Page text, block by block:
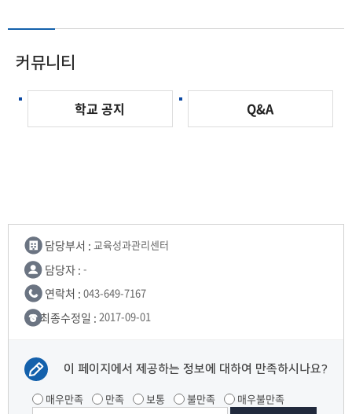
커뮤니티
학교 공지 Q&A
담당부서 : 교육성과관리센터
담당자 : -
연락처 : 043-649-7167
최종수정일 : 2017-09-01
이 페이지에서 제공하는 정보에 대하여 만족하시나요?
매우만족 만족 보통 불만족 매우불만족